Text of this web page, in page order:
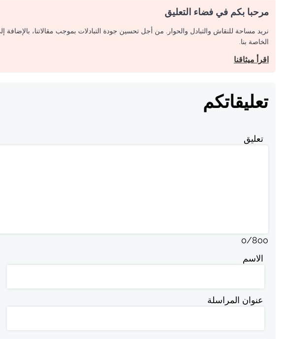
مرحبا بكم في فضاء التعليق
نريد مساحة للنقاش والتبادل والحوار. من أجل تحسين جودة التبادلات بموجب مقالاتنا،
الخاصة بنا.
اقرأ ميثاقنا
تعليقاتكم
تعليق
0/800
الاسم
عنوان المراسلة